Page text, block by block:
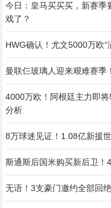
今日：皇马买买买，新赛季
戏了？
HWG确认！尤文5000万欧“
曼联仨玻璃人迎来艰难赛
4000万欧！阿根廷主力即
分析
8万球迷见证！1.08亿新援
斯通斯后国米购买新后卫！
无语！3支豪门邀约全部回